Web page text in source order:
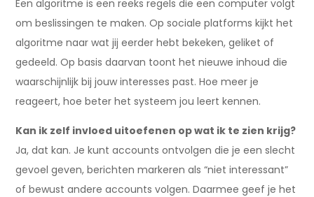
Een algoritme is een reeks regels die een computer volgt
om beslissingen te maken. Op sociale platforms kijkt het
algoritme naar wat jij eerder hebt bekeken, geliket of
gedeeld. Op basis daarvan toont het nieuwe inhoud die
waarschijnlijk bij jouw interesses past. Hoe meer je
reageert, hoe beter het systeem jou leert kennen.
Kan ik zelf invloed uitoefenen op wat ik te zien krijg?
Ja, dat kan. Je kunt accounts ontvolgen die je een slecht
gevoel geven, berichten markeren als “niet interessant”
of bewust andere accounts volgen. Daarmee geef je het